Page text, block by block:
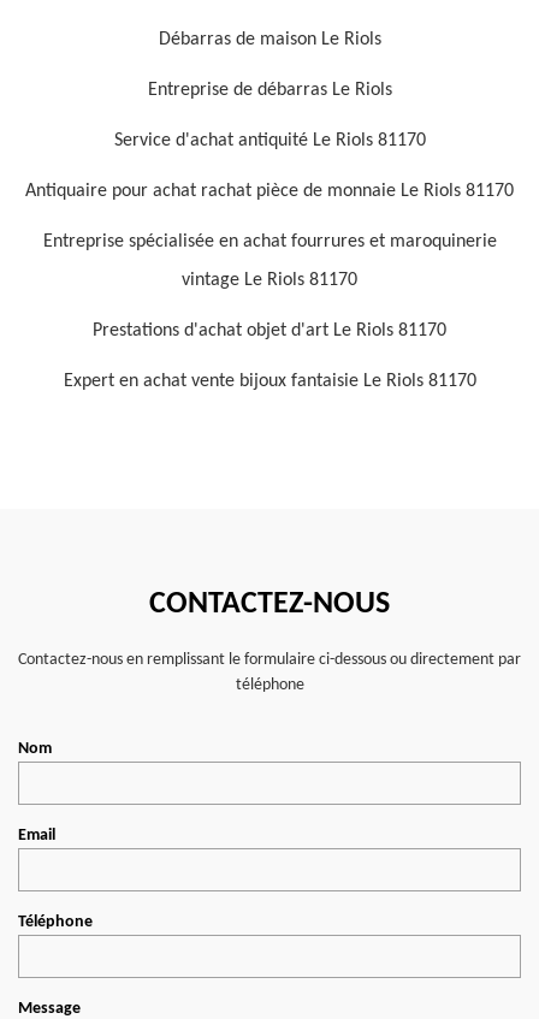
Débarras de maison Le Riols
Entreprise de débarras Le Riols
Service d'achat antiquité Le Riols 81170
Antiquaire pour achat rachat pièce de monnaie Le Riols 81170
Entreprise spécialisée en achat fourrures et maroquinerie
vintage Le Riols 81170
Prestations d'achat objet d'art Le Riols 81170
Expert en achat vente bijoux fantaisie Le Riols 81170
CONTACTEZ-NOUS
Contactez-nous en remplissant le formulaire ci-dessous ou directement par
téléphone
Nom
Email
Téléphone
Message